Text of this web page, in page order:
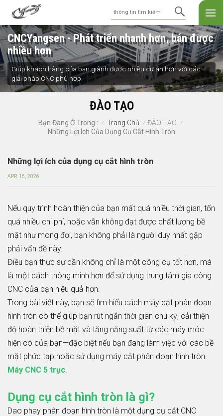
CNCYangsen - Phát triển nhanh hơn, bán được
nhiều hơn
Giúp khách hàng của bạn giành được nhiều dự án hơn với các
giải pháp CNC phù hợp.
ĐÀO TẠO
Bạn Đang Ở Trong : / Trang Chủ / ĐÀO TẠO /
Những Lợi Ích Của Dụng Cụ Cắt Hình Tròn
Những lợi ích của dụng cụ cắt hình tròn
APR 16, 2026
Nếu quy trình hoàn thiện của bạn mất quá nhiều thời gian, tốn
quá nhiều chi phí, hoặc vẫn không đạt được chất lượng bề
mặt như mong đợi, bạn không phải là người duy nhất gặp
phải vấn đề này.
Điều bạn thực sự cần không chỉ là một công cụ tốt hơn, mà
là một cách thông minh hơn để sử dụng trung tâm gia công
CNC của bạn hiệu quả hơn.
Trong bài viết này, bạn sẽ tìm hiểu cách máy cắt phân đoạn
hình tròn có thể giúp bạn rút ngắn thời gian chu kỳ, cải thiện
độ hoàn thiện bề mặt và tăng năng suất từ ​​các máy móc
hiện có của bạn—đặc biệt nếu bạn đang làm việc với các bề
mặt phức tạp hoặc sử dụng máy cắt phân đoạn hình tròn.
Máy CNC 5 trục.
Dụng cụ cắt hình tròn là gì?
Dao phay phân đoạn hình tròn là một dụng cụ cắt CNC